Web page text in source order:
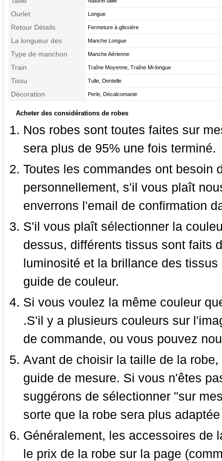
Ourlet Longue
Retour Détails Fermeture à glissière
La longueur des
manches
Manche Longue
Type de manchon Manche Aérienne
Train Traîne Moyenne, Traîne Mi-longue
Tissu Tulle, Dentelle
Décoration Perle, Décalcomanie
Acheter des considérations de robes
Nos robes sont toutes faites sur
sera plus de 95% une fois terminé.
Toutes les commandes ont besoin
personnellement, s'il vous plaît
enverrons l'email de confirmation
S'il vous plaît sélectionner la
dessus, différents tissus sont faits
luminosité et la brillance des
guide de couleur.
Si vous voulez la même couleur
.S'il y a plusieurs couleurs sur
de commande, ou vous pouvez
Avant de choisir la taille de la
guide de mesure. Si vous n'êtes
suggérons de sélectionner "sur
sorte que la robe sera plus
Généralement, les accessoires de
le prix de la robe sur la page